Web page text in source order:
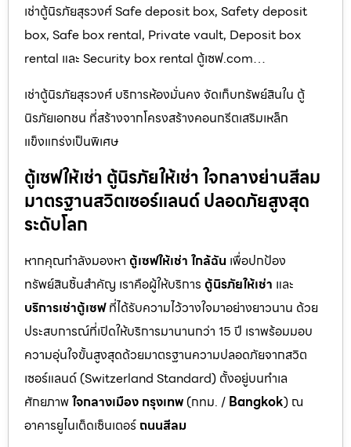
เช่าตู้นิรภัยสุรวงศ์ Safe deposit box, Safety deposit
box, Safe box rental, Private vault, Deposit box
rental และ Security box rental ตู้เซฟ.com…
เช่าตู้นิรภัยสุรวงศ์ บริการห้องมั่นคง จัดเก็บทรัพย์สินใน ตู้
นิรภัยเอกชน ที่สร้างจากโครงสร้างคอนกรีตเสริมเหล็ก
แข็งแกร่งเป็นพิเศษ
ตู้เซฟให้เช่า ตู้นิรภัยให้เช่า ใจกลางย่านสีลม
มาตรฐานสวิตเซอร์แลนด์ ปลอดภัยสูงสุด
ระดับโลก
หากคุณกำลังมองหา ตู้เซฟให้เช่า ใกล้ฉัน เพื่อปกป้อง
ทรัพย์สินชิ้นสำคัญ เราคือผู้ให้บริการ ตู้นิรภัยให้เช่า และ
บริการเช่าตู้เซฟที่ได้รับความไว้วางใจมาอย่างยาวนาน ด้วย
ประสบการณ์ที่เปิดให้บริการมานานกว่า 15 ปี เราพร้อมมอบ
ความอุ่นใจขั้นสูงสุดด้วยมาตรฐานความปลอดภัยจากสวิต
เซอร์แลนด์ (Switzerland Standard) ตั้งอยู่บนทำเล
ศักยภาพใจกลางเมือง กรุงเทพ(กทม. / Bangkok) ณ
อาคารยูไนเต็ดเซ็นเตอร์ ถนนสีลม